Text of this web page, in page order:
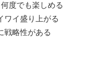
度でも楽しめる
ワイ盛り上がる
戦略性がある